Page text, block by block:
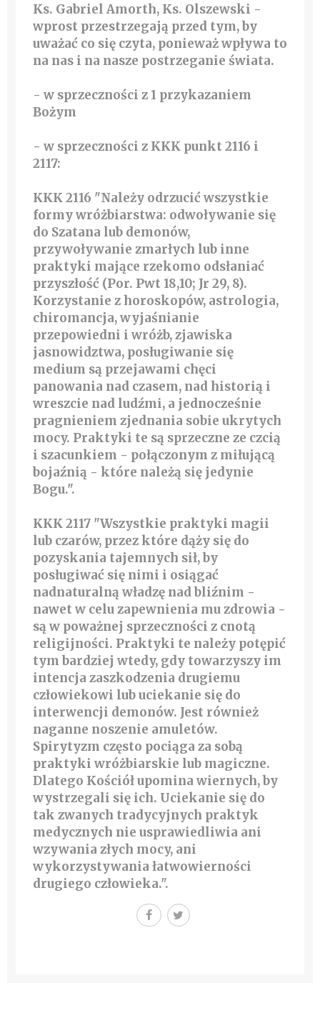
Ks. Gabriel Amorth, Ks. Olszewski -
wprost przestrzegają przed tym, by
uważać co się czyta, ponieważ wpływa to
na nas i na nasze postrzeganie świata.
- w sprzeczności z 1 przykazaniem
Bożym
- w sprzeczności z KKK punkt 2116 i
2117:
KKK 2116 "Należy odrzucić wszystkie
formy wróżbiarstwa: odwoływanie się
do Szatana lub demonów,
przywoływanie zmarłych lub inne
praktyki mające rzekomo odsłaniać
przyszłość (Por. Pwt 18,10; Jr 29, 8).
Korzystanie z horoskopów, astrologia,
chiromancja, wyjaśnianie
przepowiedni i wróżb, zjawiska
jasnowidztwa, posługiwanie się
medium są przejawami chęci
panowania nad czasem, nad historią i
wreszcie nad ludźmi, a jednocześnie
pragnieniem zjednania sobie ukrytych
mocy. Praktyki te są sprzeczne ze czcią
i szacunkiem - połączonym z miłującą
bojaźnią - które należą się jedynie
Bogu.".
KKK 2117 "Wszystkie praktyki magii
lub czarów, przez które dąży się do
pozyskania tajemnych sił, by
posługiwać się nimi i osiągać
nadnaturalną władzę nad bliźnim -
nawet w celu zapewnienia mu zdrowia -
są w poważnej sprzeczności z cnotą
religijności. Praktyki te należy potępić
tym bardziej wtedy, gdy towarzyszy im
intencja zaszkodzenia drugiemu
człowiekowi lub uciekanie się do
interwencji demonów. Jest również
naganne noszenie amuletów.
Spirytyzm często pociąga za sobą
praktyki wróżbiarskie lub magiczne.
Dlatego Kościół upomina wiernych, by
wystrzegali się ich. Uciekanie się do
tak zwanych tradycyjnych praktyk
medycznych nie usprawiedliwia ani
wzywania złych mocy, ani
wykorzystywania łatwowierności
drugiego człowieka.".